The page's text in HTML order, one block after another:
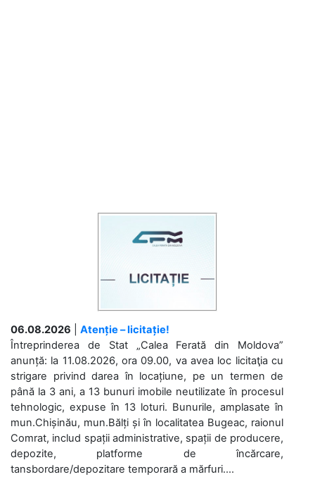
06.08.2026
Atenție – licitație!
Întreprinderea de Stat „Calea Ferată din Moldova”
anunță: la 11.08.2026, ora 09.00, va avea loc licitaţia cu
strigare privind darea în locațiune, pe un termen de
până la 3 ani, a 13 bunuri imobile neutilizate în procesul
tehnologic, expuse în 13 loturi. Bunurile, amplasate în
mun.Chișinău, mun.Bălți și în localitatea Bugeac, raionul
Comrat, includ spații administrative, spații de producere,
depozite, platforme de încărcare,
tansbordare/depozitare temporară a mărfuri....